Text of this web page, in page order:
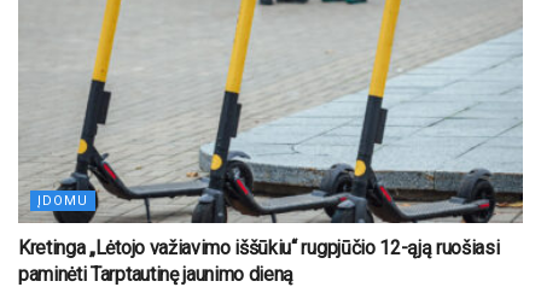
ĮDOMU
Kretinga „Lėtojo važiavimo iššūkiu“ rugpjūčio 12-ąją ruošiasi
paminėti Tarptautinę jaunimo dieną